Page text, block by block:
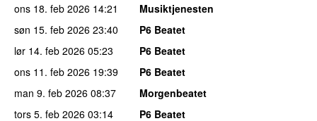
ons 18. feb 2026 14:21
Musiktjenesten
søn 15. feb 2026 23:40
P6 Beatet
lør 14. feb 2026 05:23
P6 Beatet
ons 11. feb 2026 19:39
P6 Beatet
man 9. feb 2026 08:37
Morgenbeatet
tors 5. feb 2026 03:14
P6 Beatet